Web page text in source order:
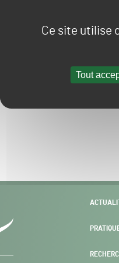
Ce site utilise
Tout